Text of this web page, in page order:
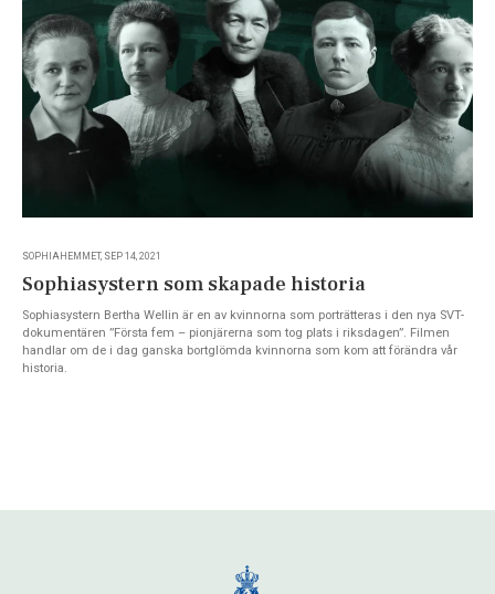
SOPHIAHEMMET, SEP 14, 2021
Sophiasystern som skapade historia
Sophiasystern Bertha Wellin är en av kvinnorna som porträtteras i den nya SVT-
dokumentären ”Första fem – pionjärerna som tog plats i riksdagen”. Filmen
handlar om de i dag ganska bortglömda kvinnorna som kom att förändra vår
historia.